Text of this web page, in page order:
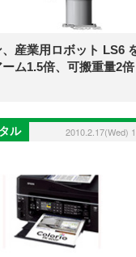
産業用ロボット LS6
ム1.5倍、可搬重量2倍
ル 2010.2.17(Wed)